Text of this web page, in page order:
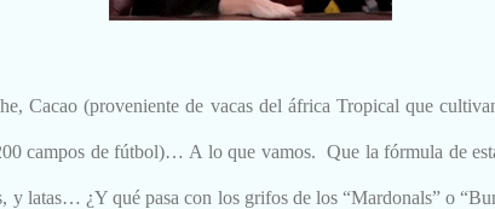
Cacao (proveniente de vacas del áfrica Tropical que
campos de fútbol)… A lo que vamos. Que la fórmula de
y latas… ¿Y qué pasa con los grifos de los “Mardonals” o